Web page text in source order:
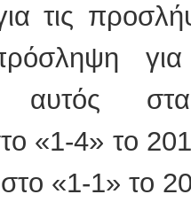
τις
αυτός
«1-4» το
«1-1» το